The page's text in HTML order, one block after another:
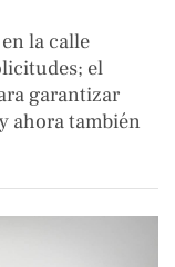
la calle
el
garantizar
ahora también